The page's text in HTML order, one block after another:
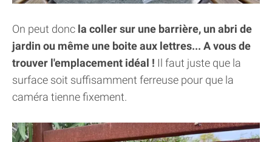
On peut donc la coller sur une barrière, un abri de
jardin ou même une boite aux lettres... A vous de
trouver l'emplacement idéal ! Il faut juste que la
surface soit suffisamment ferreuse pour que la
caméra tienne fixement.